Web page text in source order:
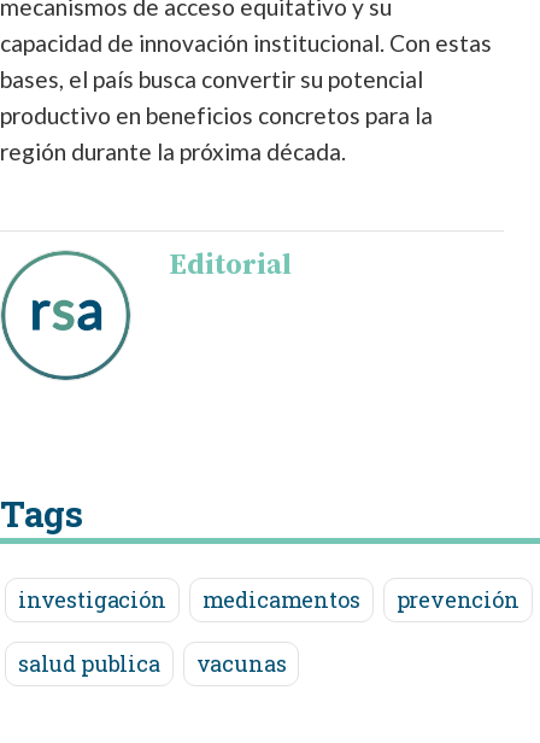
mecanismos de acceso equitativo y su
capacidad de innovación institucional. Con estas
bases, el país busca convertir su potencial
productivo en beneficios concretos para la
región durante la próxima década.
Editorial
Tags
investigación medicamentos prevención
salud publica vacunas